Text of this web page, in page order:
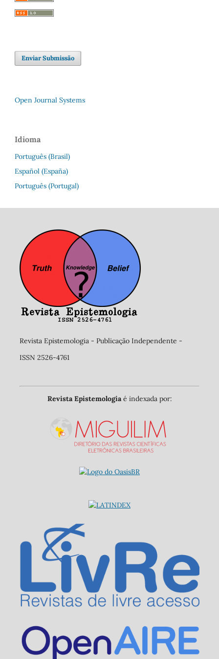
Enviar Submissão
Open Journal Systems
Idioma
Português (Brasil)
Español (España)
Português (Portugal)
Revista Epistemologia - Publicação Independente -
ISSN 2526-4761
Revista Epistemologia é indexada por: